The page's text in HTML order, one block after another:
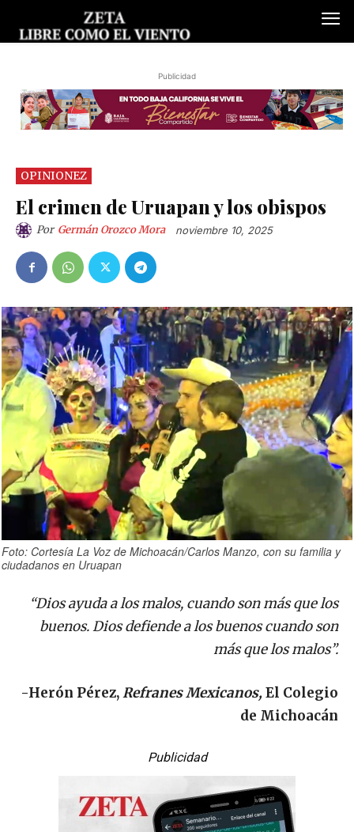
Publicidad
OPINIONEZ
El crimen de Uruapan y los obispos
Por Germán Orozco Mora noviembre 10, 2025
Foto: Cortesía La Voz de Michoacán/Carlos Manzo, con su familia y
ciudadanos en Uruapan
“Dios ayuda a los malos, cuando son más que los
buenos. Dios defiende a los buenos cuando son
más que los malos”.
-Herón Pérez,Refranes Mexicanos,El Colegio
de Michoacán
Publicidad